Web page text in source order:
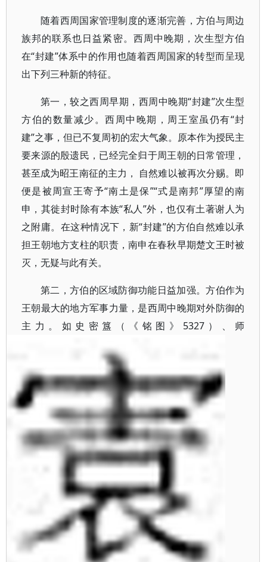
随着西周国家管理制度的逐渐完善，方伯与周边
族邦的联系也日益紧密。西周中晚期，次生型方伯
在“封建”体系中的作用也随着西周国家的转型而呈现
出下列三种新的特征。
第一，较之西周早期，西周中晚期“封建”次生型
方伯的数量减少。西周中晚期，周王室虽仍有“封
建”之事，但已不复周初的宏大气象。原本作为授民主
要来源的殷遗民，已经完全归于周王朝的日常管理，
甚至成为昭王南征的主力， 自然难以被再次分赐。即
便是被周宣王寄予“南土是保”“式是南邦”厚望的南
申，其徙封时除有本族“私人”外，也仅有土著谢人为
之附庸。在这种情况下，新“封建”的方伯自然难以承
担王朝地方支柱的职责，南申在春秋早期楚文王时被
灭，无疑与此有关。
第二，方伯的区域防御功能日益加强。方伯作为
王朝最大的地方军事力量，是西周中晚期对外防御的
主力。如史密簋（《铭图》5327）、师